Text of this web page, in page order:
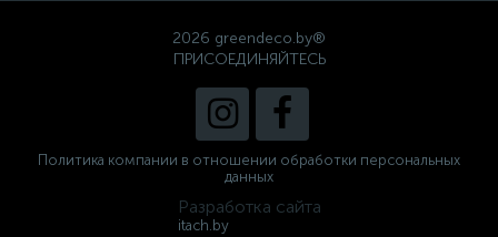
2026 greendeco.by®
ПРИСОЕДИНЯЙТЕСЬ
Политика компании в отношении обработки персональных
данных
Разработка сайта
itach.by